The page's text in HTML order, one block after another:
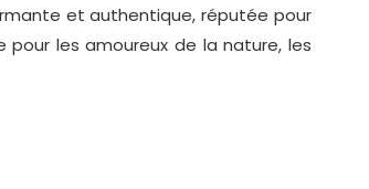
et authentique, réputée pour
les amoureux de la nature, les